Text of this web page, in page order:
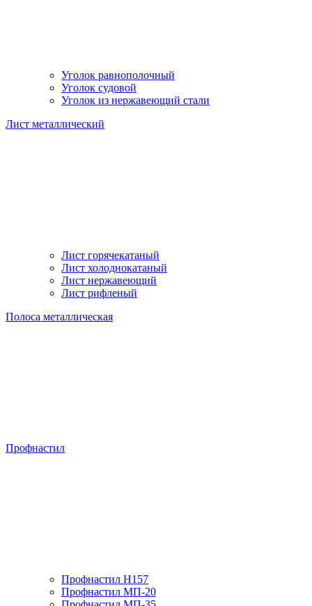
Уголок равнополочный
Уголок судовой
Уголок из нержавеющий стали
Лист металлический
Лист горячекатаный
Лист холоднокатаный
Лист нержавеющий
Лист рифленый
Полоса металлическая
Профнастил
Профнастил H157
Профнастил МП-20